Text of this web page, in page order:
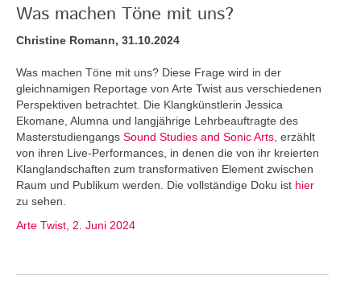
Was machen Töne mit uns?
Christine Romann, 31.10.2024
Was machen Töne mit uns? Diese Frage wird in der
gleichnamigen Reportage von Arte Twist aus verschiedenen
Perspektiven betrachtet. Die Klangkünstlerin Jessica
Ekomane, Alumna und langjährige Lehrbeauftragte des
Masterstudiengangs Sound Studies and Sonic Arts , erzählt
von ihren Live-Performances, in denen die von ihr kreierten
Klanglandschaften zum transformativen Element zwischen
Raum und Publikum werden. Die vollständige Doku ist hier
zu sehen.
Arte Twist, 2. Juni 2024